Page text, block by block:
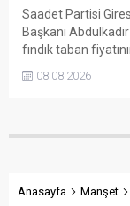
Saadet Partisi
Başkanı
fındık taban
açıklanmamasına
belirterek üreticiyi
savundu.
08.08.2026
Anasayfa Manşet